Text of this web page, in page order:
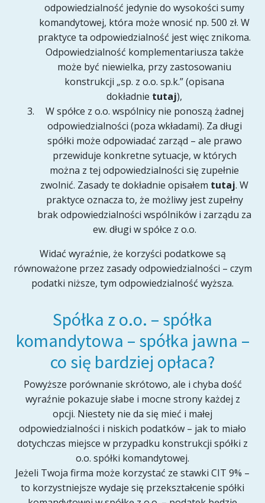
odpowiedzialność jedynie do wysokości sumy
komandytowej, która może wnosić np. 500 zł. W
praktyce ta odpowiedzialność jest więc znikoma.
Odpowiedzialność komplementariusza także
może być niewielka, przy zastosowaniu
konstrukcji „sp. z o.o. sp.k.” (opisana
dokładnie tutaj),
W spółce z o.o. wspólnicy nie ponoszą żadnej
odpowiedzialności (poza wkładami). Za długi
spółki może odpowiadać zarząd – ale prawo
przewiduje konkretne sytuacje, w których
można z tej odpowiedzialności się zupełnie
zwolnić. Zasady te dokładnie opisałem tutaj. W
praktyce oznacza to, że możliwy jest zupełny
brak odpowiedzialności wspólników i zarządu za
ew. długi w spółce z o.o.
Widać wyraźnie, że korzyści podatkowe są
równoważone przez zasady odpowiedzialności – czym
podatki niższe, tym odpowiedzialność wyższa.
Spółka z o.o. – spółka
komandytowa – spółka jawna –
co się bardziej opłaca?
Powyższe porównanie skrótowo, ale i chyba dość
wyraźnie pokazuje słabe i mocne strony każdej z
opcji. Niestety nie da się mieć i małej
odpowiedzialności i niskich podatków – jak to miało
dotychczas miejsce w przypadku konstrukcji spółki z
o.o. spółki komandytowej.
Jeżeli Twoja firma może korzystać ze stawki CIT 9% –
to korzystniejsze wydaje się przekształcenie spółki